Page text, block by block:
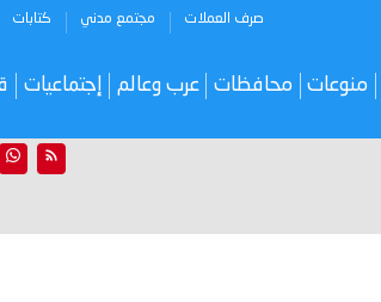
صرف العملات مجتمع مدني كتابات
منوعات محافظات عرب وعالم إجتماعيات